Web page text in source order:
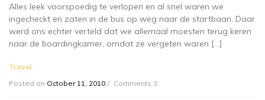
Alles leek voorspoedig te verlopen en al snel waren we
ingecheckt en zaten in de bus op weg naar de startbaan. Daar
werd ons echter verteld dat we allemaal moesten terug keren
naar de boardingkamer, omdat ze vergeten waren […]
Travel
Posted on October 11, 2010 Comments 3